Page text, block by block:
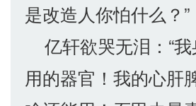
是改造人你怕什么？”
亿轩欲哭无泪：“
用的器官！我的心肝